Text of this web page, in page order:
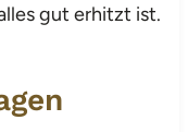
gut erhitzt ist.